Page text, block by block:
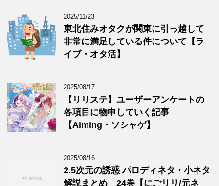
2025/11/23
東北住みオタクが関東に引っ越して
非常に満足している件について【ラ
イブ・オタ活】
2025/08/17
【リリステ】ユーザーアンケートの
各項目に物申していく記事
【Aiming・ソシャゲ】
2025/08/16
2.5次元の誘惑 パロディネタ・小ネタ
解説まとめ 24巻【にごリリ/元ネ